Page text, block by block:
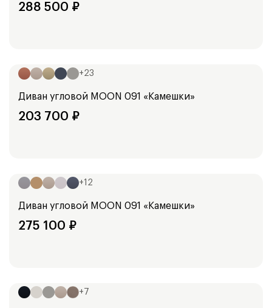
288 500 ₽
+23
Диван угловой MOON 091 «Камешки»
203 700 ₽
+12
Диван угловой MOON 091 «Камешки»
275 100 ₽
+ 7